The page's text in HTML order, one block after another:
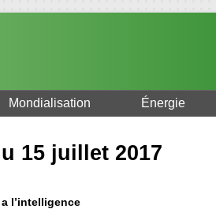
Mondialisation Énergie
15 juillet 2017
l’intelligence